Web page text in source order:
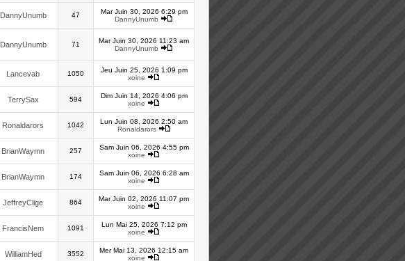
DannyUnumb 47
Mar Juin 30, 2026 6:29 pm
DannyUnumb
DannyUnumb 71
Mar Juin 30, 2026 11:23 am
DannyUnumb
Lancevab 1050
Jeu Juin 25, 2026 1:09 pm
xoine
TerrySax 594
Dim Juin 14, 2026 4:06 pm
xoine
Ronaldarors 1042
Lun Juin 08, 2026 2:50 am
Ronaldarors
BrianWaymn 257
Sam Juin 06, 2026 4:55 pm
xoine
BrianWaymn 174
Sam Juin 06, 2026 6:28 am
xoine
JeffreyClige 864
Mar Juin 02, 2026 11:07 pm
xoine
FrancisNem 1091
Lun Mai 25, 2026 7:12 pm
xoine
WilliamHed 3552
Mer Mai 13, 2026 12:15 am
xoine